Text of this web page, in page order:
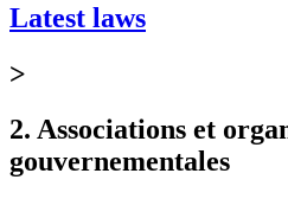
Latest laws
>
2. Associations et
gouvernementales